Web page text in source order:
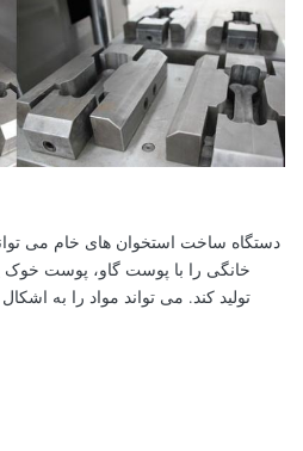
دستگاه ساخت استخوان های خام می
خانگی را با پوست گاو، پوست خوک
تولید کند. می تواند مواد را به